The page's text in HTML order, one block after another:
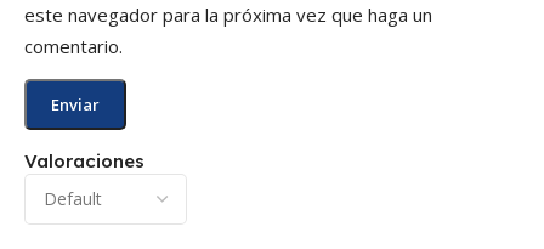
Valoraciones
este navegador para la próxima vez que haga un
comentario.